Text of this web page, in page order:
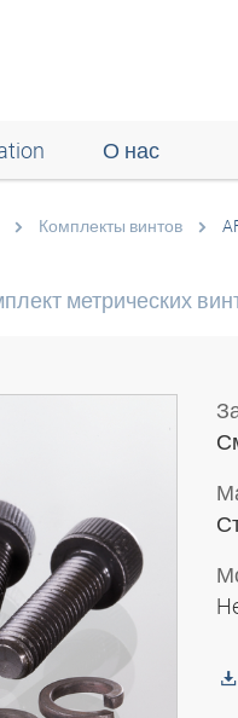
О нас
Комплекты винтов
метрических